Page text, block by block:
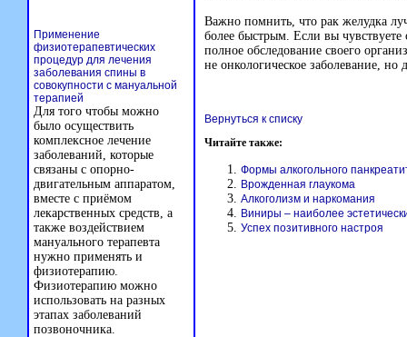
Важно помнить, что рак желудка
более быстрым. Если вы
полное обследование своего
не онкологическое заболевание, но
Вернуться к списку
Читайте также:
Формы алкогольного
Врожденная глаукома
Алкоголизм и наркомания
Виниры – наиболее
Успех позитивного настроя
Применение
физиотерапевтических
процедур для лечения
заболевания спины в
совокупности с мануальной
терапией
Для того чтобы можно
было осуществить
комплексное лечение
заболеваний, которые
связаны с опорно-
двигательным аппаратом,
вместе с приёмом
лекарственных средств, а
также воздействием
мануального терапевта
нужно применять и
физиотерапию.
Физиотерапию можно
использовать на разных
этапах заболеваний
позвоночника.